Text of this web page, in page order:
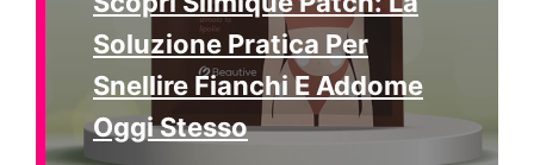
Soluzione Pratica Per
Snellire Fianchi E Addome
Oggi Stesso